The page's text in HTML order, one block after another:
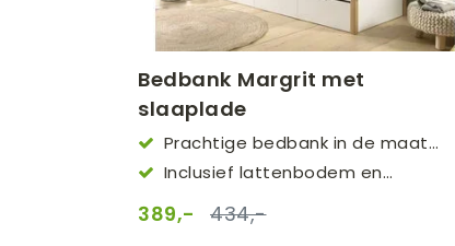
Bedbank Margrit met
slaaplade
Prachtige bedbank in de maat
90x200
Inclusief lattenbodem en
389,- 434,-